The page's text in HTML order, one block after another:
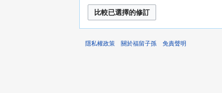
隱私權政策 關於福留子孫 免責聲明